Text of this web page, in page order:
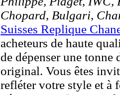
Chopard, Bulgari,
Suisses Replique
acheteurs de haute
de dépenser une
original. Vous êtes
refléter votre style et à